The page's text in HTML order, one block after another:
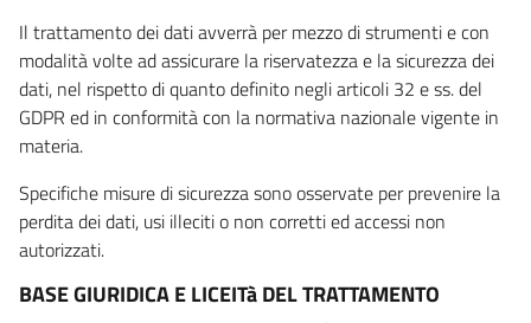
Il trattamento dei dati avverrà per mezzo di strumenti e con
modalità volte ad assicurare la riservatezza e la sicurezza dei
dati, nel rispetto di quanto definito negli articoli 32 e ss. del
GDPR ed in conformità con la normativa nazionale vigente in
materia.
Specifiche misure di sicurezza sono osservate per prevenire la
perdita dei dati, usi illeciti o non corretti ed accessi non
autorizzati.
BASE GIURIDICA E LICEITà DEL TRATTAMENTO